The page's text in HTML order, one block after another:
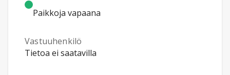
Paikkoja vapaana
Vastuuhenkilö
Tietoa ei saatavilla